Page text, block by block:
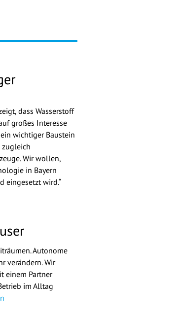
dass Wasserstoff
großes Interesse
wichtiger Baustein
Wir wollen,
in Bayern
eingesetzt wird.“
Autonome
verändern. Wir
einem Partner
im Alltag